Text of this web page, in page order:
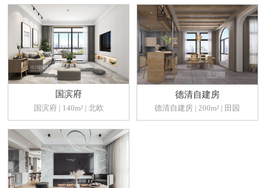
国滨府
国滨府 | 140m² | 北欧
德清自建房
德清自建房 | 200m² | 田园